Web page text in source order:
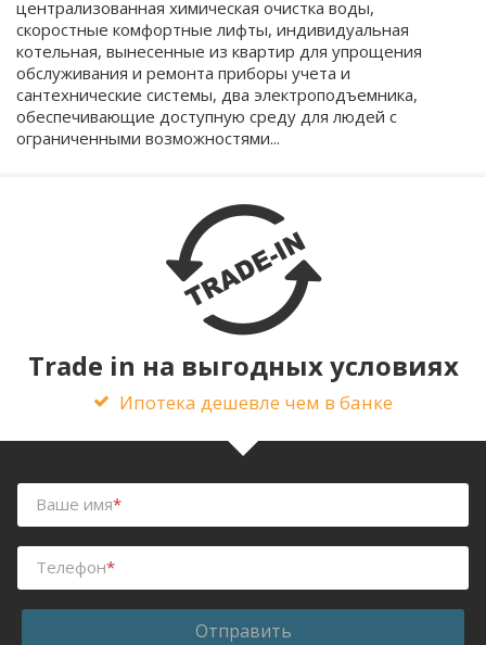
централизованная химическая очистка воды,
скоростные комфортные лифты, индивидуальная
котельная, вынесенные из квартир для упрощения
обслуживания и ремонта приборы учета и
сантехнические системы, два электроподъемника,
обеспечивающие доступную среду для людей с
ограниченными возможностями...
Trade in на выгодных условиях
Ипотека дешевле чем в банке
Ваше имя*
Телефон*
Отправить